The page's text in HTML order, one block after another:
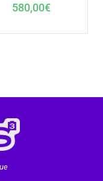
580,00€